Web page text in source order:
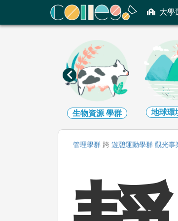
大學
ColleGo! 大學選才與高中育才輔助系統
地球環境 學群 建築設
管理學群 跨 遊憩運動學群 觀光事